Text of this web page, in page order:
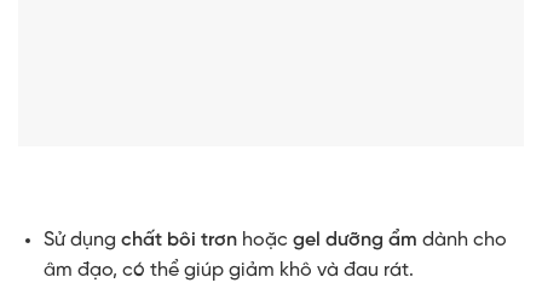
Sử dụng chất bôi trơnhoặc gel dưỡng ẩm dành cho
âm đạo, có thể giúp giảm khô và đau rát.